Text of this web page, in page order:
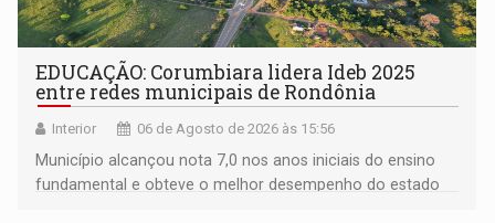
EDUCAÇÃO: Corumbiara lidera Ideb 2025
entre redes municipais de Rondônia
Interior 06 de Agosto de 2026 às 15:56
Município alcançou nota 7,0 nos anos iniciais do ensino
fundamental e obteve o melhor desempenho do estado